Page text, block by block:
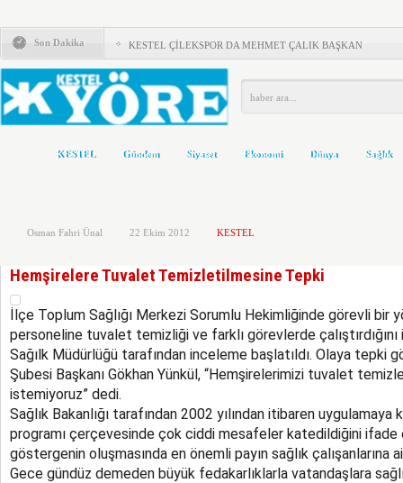
Son Dakika KESTEL ÇİLEKSPOR DA MEHMET ÇALIK BAŞKAN
Kestel’de Eğitim Caddesi baştan sona yenilendi
Türkiye Yeni Bir siyasi Dönemin Eşiğinde
Karacabey ve Mustafakemalpaşa’da yollar yenileniyor
KESTEL Gündem Siyaset Ekonomi Dünya Sağlık
Osman Fahri Ünal 22 Ekim 2012 KESTEL
Hemşirelere Tuvalet Temizletilmesine Tepki
İlçe Toplum Sağlığı Merkezi Sorumlu Hekimliğinde görevli bir
personeline tuvalet temizliği ve farklı görevlerde çalıştırdığını
Sağılk Müdürlüğü tarafından inceleme başlatıldı. Olaya tepki
Şubesi Başkanı Gökhan Yünkül, “Hemşirelerimizi tuvalet
istemiyoruz” dedi.
Sağlık Bakanlığı tarafından 2002 yılından itibaren
programı çerçevesinde çok ciddi mesafeler katedildiğini ifade
göstergenin oluşmasında en önemli payın sağlık çalışanlarına
Gece gündüz demeden büyük fedakarlıklarla vatandaşlara